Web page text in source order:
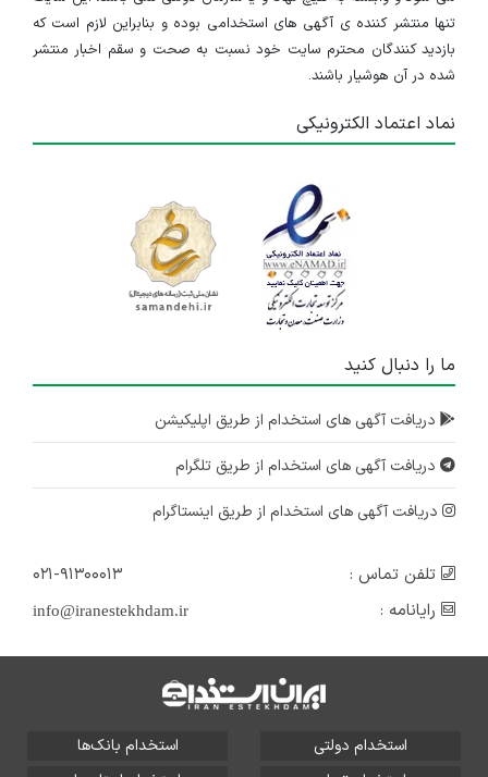
تنها منتشر کننده ی آگهی های استخدامی بوده و بنابراین لازم است که
بازدید کنندگان محترم سایت خود نسبت به صحت و سقم اخبار منتشر
شده در آن هوشیار باشند.
نماد اعتماد الکترونیکی
ما را دنبال کنید
دریافت آگهی های استخدام از طریق اپلیکیشن
دریافت آگهی های استخدام از طریق تلگرام
دریافت آگهی های استخدام از طریق اینستاگرام
تلفن تماس :
۰۲۱-۹۱۳۰۰۰۱۳
رایانامه :
info@iranestekhdam.ir
استخدام دولتی
استخدام بانک‌ها